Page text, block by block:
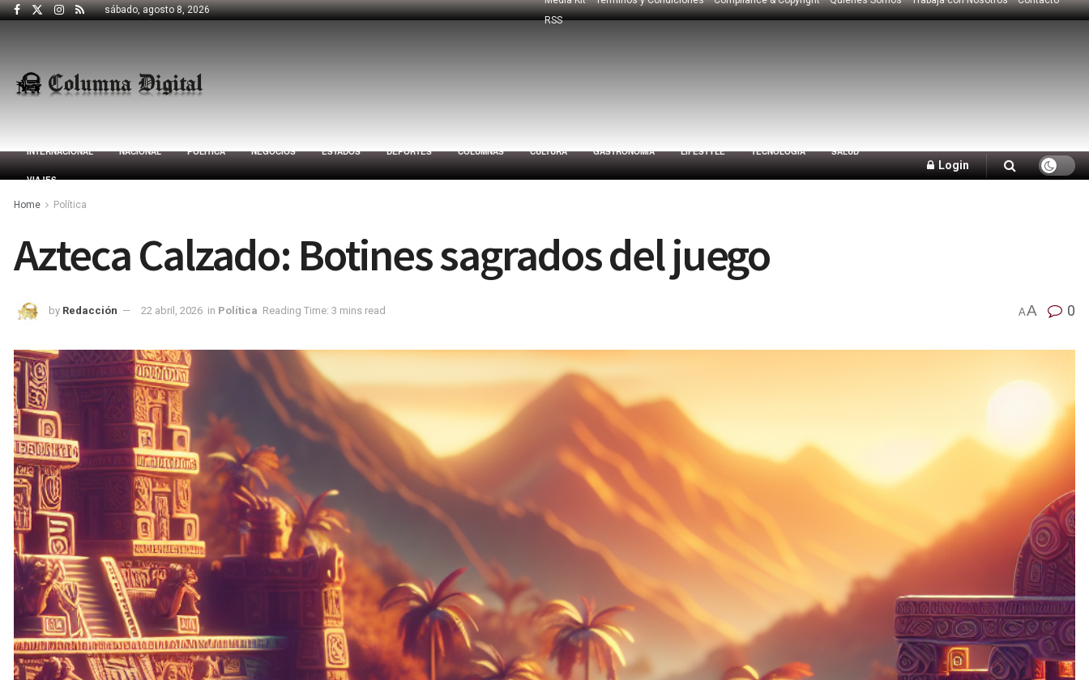
sábado, agosto 8, 2026
RSS
INTERNACIONAL NACIONAL POLÍTICA NEGOCIOS ESTADOS DEPORTES COLUMNAS CULTURA GASTRONOMÍA LIFESTYLE TECNOLOGÍA SALUD
VIAJES
Login
Home Política
Azteca Calzado: Botines sagrados del juego
by Redacción 22 abril, 2026 in Política Reading Time: 3 mins read AA 0